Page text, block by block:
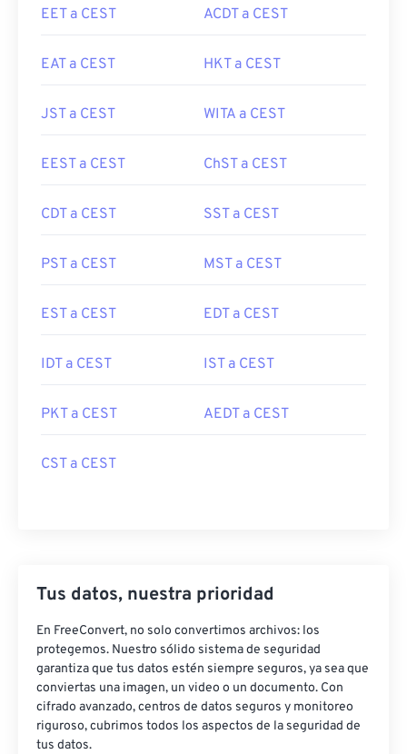
EET a CEST ACDT a CEST
EAT a CEST HKT a CEST
JST a CEST WITA a CEST
EEST a CEST ChST a CEST
CDT a CEST SST a CEST
PST a CEST MST a CEST
EST a CEST EDT a CEST
IDT a CEST IST a CEST
PKT a CEST AEDT a CEST
CST a CEST
Tus datos, nuestra prioridad
En FreeConvert, no solo convertimos archivos: los
protegemos. Nuestro sólido sistema de seguridad
garantiza que tus datos estén siempre seguros, ya sea que
conviertas una imagen, un video o un documento. Con
cifrado avanzado, centros de datos seguros y monitoreo
riguroso, cubrimos todos los aspectos de la seguridad de
tus datos.